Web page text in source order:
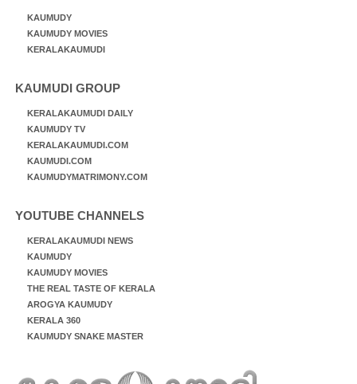
KAUMUDY
KAUMUDY MOVIES
KERALAKAUMUDI
KAUMUDI GROUP
KERALAKAUMUDI DAILY
KAUMUDY TV
KERALAKAUMUDI.COM
KAUMUDI.COM
KAUMUDYMATRIMONY.COM
YOUTUBE CHANNELS
KERALAKAUMUDI NEWS
KAUMUDY
KAUMUDY MOVIES
THE REAL TASTE OF KERALA
AROGYA KAUMUDY
KERALA 360
KAUMUDY SNAKE MASTER